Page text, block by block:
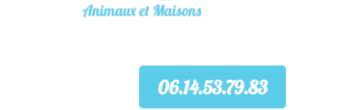
06.14.53.79.83